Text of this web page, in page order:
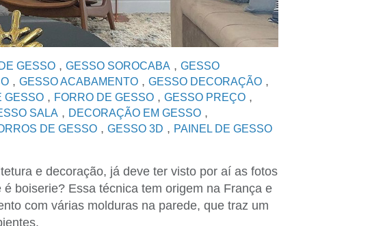
GESSO , GESSO SOROCABA , GESSO
, GESSO ACABAMENTO , GESSO DECORAÇÃO ,
GESSO , FORRO DE GESSO , GESSO PREÇO ,
SALA , DECORAÇÃO EM GESSO ,
DE GESSO , GESSO 3D , PAINEL DE GESSO
e decoração, já deve ter visto por aí as fotos
boiserie? Essa técnica tem origem na França e
com várias molduras na parede, que traz um